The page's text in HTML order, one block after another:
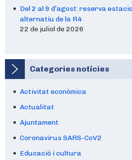
Del 2 al 9 d’agost: reserva
alternatiu de la R4
22 de juliol de 2026
Categories notícies
Activitat econòmica
Actualitat
Ajuntament
Coronavirus SARS-CoV2
Educació i cultura